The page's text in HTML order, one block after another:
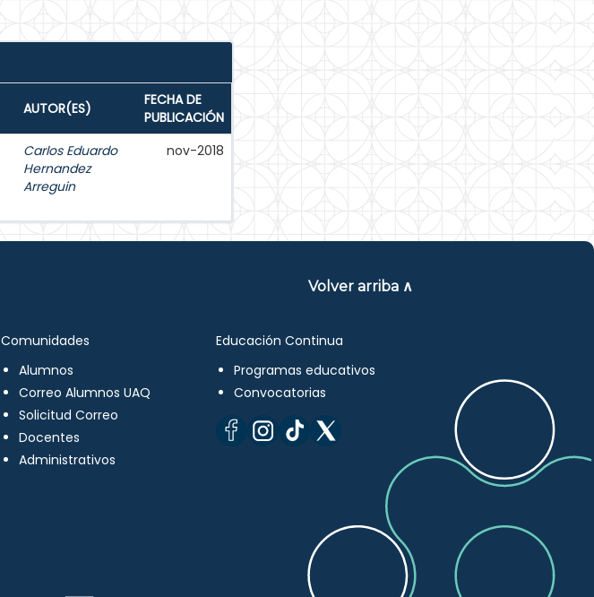
AUTOR(ES)
FECHA DE
PUBLICACIÓN
Carlos Eduardo
Hernandez
Arreguin
nov-2018
Volver arriba ∧
Comunidades
Alumnos
Correo Alumnos UAQ
Solicitud Correo
Docentes
Administrativos
Educación Continua
Programas educativos
Convocatorias